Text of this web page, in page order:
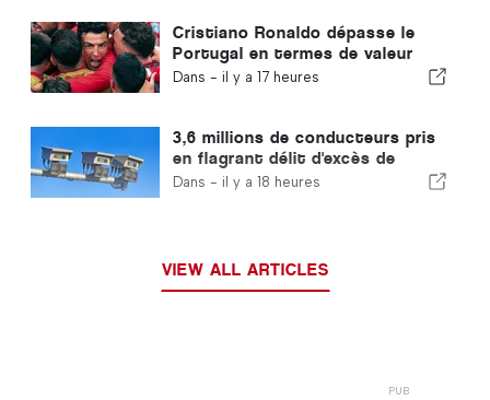
Cristiano Ronaldo dépasse le
Portugal en termes de valeur
commerciale
Dans - il y a 17 heures
3,6 millions de conducteurs pris
en flagrant délit d'excès de
vitesse au Portugal en 10 ans
Dans - il y a 18 heures
VIEW ALL ARTICLES